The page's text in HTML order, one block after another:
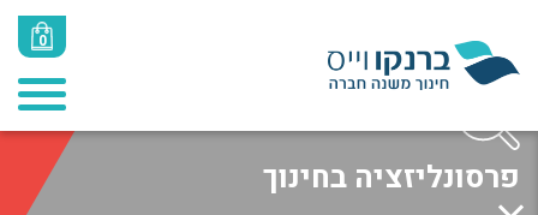
0
פרסונליזציה בחינוך